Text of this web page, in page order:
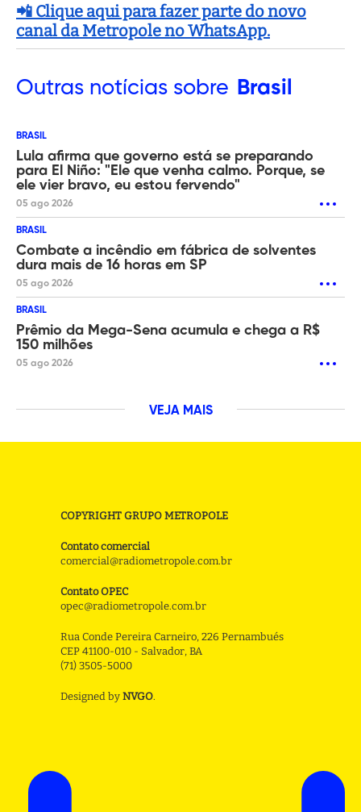
📲 Clique aqui para fazer parte do novo
canal da Metropole no WhatsApp.
Outras notícias sobre Brasil
BRASIL
Lula afirma que governo está se preparando
para El Niño: "Ele que venha calmo. Porque, se
ele vier bravo, eu estou fervendo"
05 ago 2026
BRASIL
Combate a incêndio em fábrica de solventes
dura mais de 16 horas em SP
05 ago 2026
BRASIL
Prêmio da Mega-Sena acumula e chega a R$
150 milhões
05 ago 2026
VEJA MAIS
COPYRIGHT GRUPO METROPOLE
Contato comercial
comercial@radiometropole.com.br
Contato OPEC
opec@radiometropole.com.br
Rua Conde Pereira Carneiro, 226 Pernambués
CEP 41100-010 - Salvador, BA
(71) 3505-5000
Designed by NVGO.